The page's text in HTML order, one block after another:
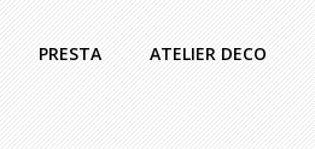
PRESTA ATELIER DECO